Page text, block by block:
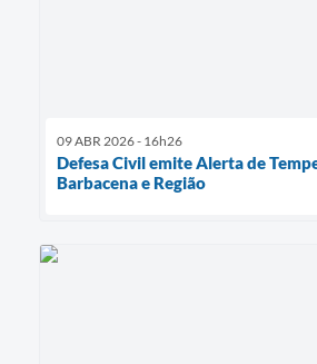
09 ABR 2026 - 16h26
Defesa Civil emite Alerta de
Barbacena e Região